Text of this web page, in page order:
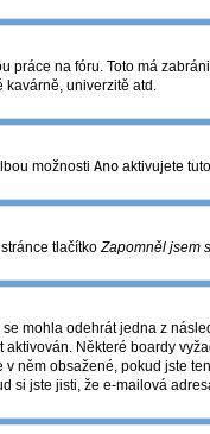
práce na fóru. Toto má
kavárně, univerzitě atd.
možnosti Ano aktivujete
tlačítkoZapomněl jsem
mohla odehrát jedna z
Některé boardy
něm obsažené, pokud jste
si jste jisti, že e-mailová